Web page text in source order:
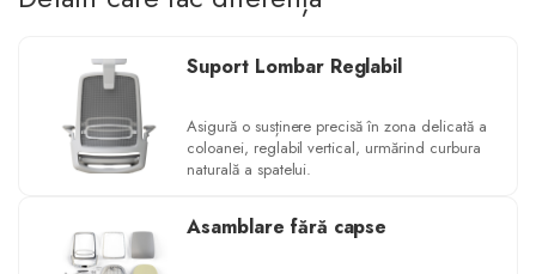
Suport Lombar Reglabil
Asigură o susținere precisă în zona delicată a
coloanei, reglabil vertical, urmărind curbura
naturală a spatelui.
Asamblare fără capse